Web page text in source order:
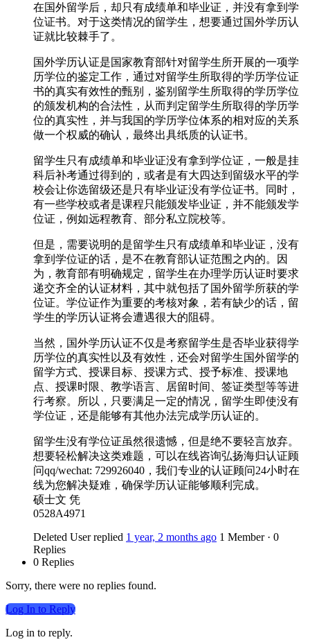
在国外留学后，却只有成绩单和毕业证，并没有拿到学
位证书。对于这类情况的留学生，想要通过国外学历认
证就比较棘手了。
国外学历认证是国家教育部针对留学生所开展的一项学
历学位的鉴定工作，通过对留学生所取得的学历学位证
书的真实有效性的甄别，鉴别留学生所取得的学历学位
的颁发机构的合法性，从而判定留学生所取得的学历学
位的真实性，并与我国的学历学位体系的相对应的关系
做一个权威的确认，最终出具纸质的认证书。
留学生只有成绩单和毕业证没有拿到学位证，一般是挂
科后补考通过得到的，或者是有大四达到留级水平的学
校会让你选留级还是只有毕业证没有学位证书。同时，
有一些学校或者是课程只能颁发毕业证，并不能颁发学
位证，例如远程教育、部分私立院校等。
但是，需要说明的是留学生只有成绩单和毕业证，没有
拿到学位证的话，是不在教育部认证范围之内的。因
为，教育部有明确规定，留学生在办理学历认证时要求
递交齐全的认证材料，其中就包括了国外留学所获的学
位证。学位证作为重要的考核对象，若有缺少的话，留
学生的学历认证将会遭遇很大的阻碍。
当然，国外学历认证不仅是考察留学生是否毕业获得学
历学位的真实性以及有效性，还会对留学生国外留学的
留学方式、授课目标、授课方式、授予标准、授课地
点、授课时限、教学语言、居留时间、签证类型等等进
行考察。所以，只要满足一定的情况，留学生即使没有
学位证，还是能够有其他办法完成学历认证的。
留学生没有学位证虽然很遗憾，但是绝不要轻言放弃。
想要轻松解决这类难题，可以在线咨询弘扬海归认证顾
问qq/wechat: 729926040，我们专业的认证顾问24小时在
线为您解决疑难，确保学历认证能够顺利完成。
硕士文 凭
0528A4971
Deleted User replied 1 year, 2 months ago 1 Member · 0
Replies
0 Replies
Sorry, there were no replies found.
Log In to Reply
Log in to reply.